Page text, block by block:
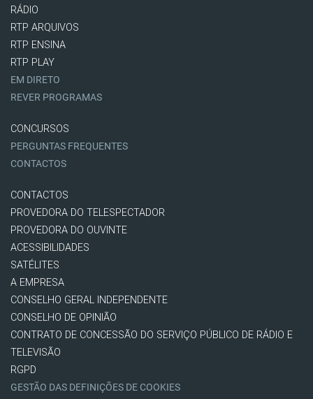
RÁDIO
RTP ARQUIVOS
RTP ENSINA
RTP PLAY
EM DIRETO
REVER PROGRAMAS
CONCURSOS
PERGUNTAS FREQUENTES
CONTACTOS
CONTACTOS
PROVEDORA DO TELESPECTADOR
PROVEDORA DO OUVINTE
ACESSIBILIDADES
SATÉLITES
A EMPRESA
CONSELHO GERAL INDEPENDENTE
CONSELHO DE OPINIÃO
CONTRATO DE CONCESSÃO DO SERVIÇO PÚBLICO DE RÁDIO E
TELEVISÃO
RGPD
GESTÃO DAS DEFINIÇÕES DE COOKIES